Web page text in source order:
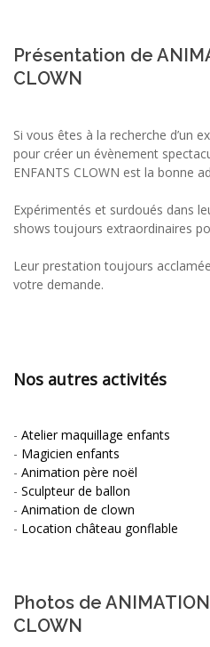
Présentation de
CLOWN
Si vous êtes à la recherche d’un
pour créer un évènement
ENFANTS CLOWN est la bonne
Expérimentés et surdoués dans
shows toujours extraordinaires
Leur prestation toujours
votre demande.
Nos autres activités
- Atelier maquillage enfants
- Magicien enfants
- Animation père noël
- Sculpteur de ballon
- Animation de clown
- Location château gonflable
Photos de
CLOWN